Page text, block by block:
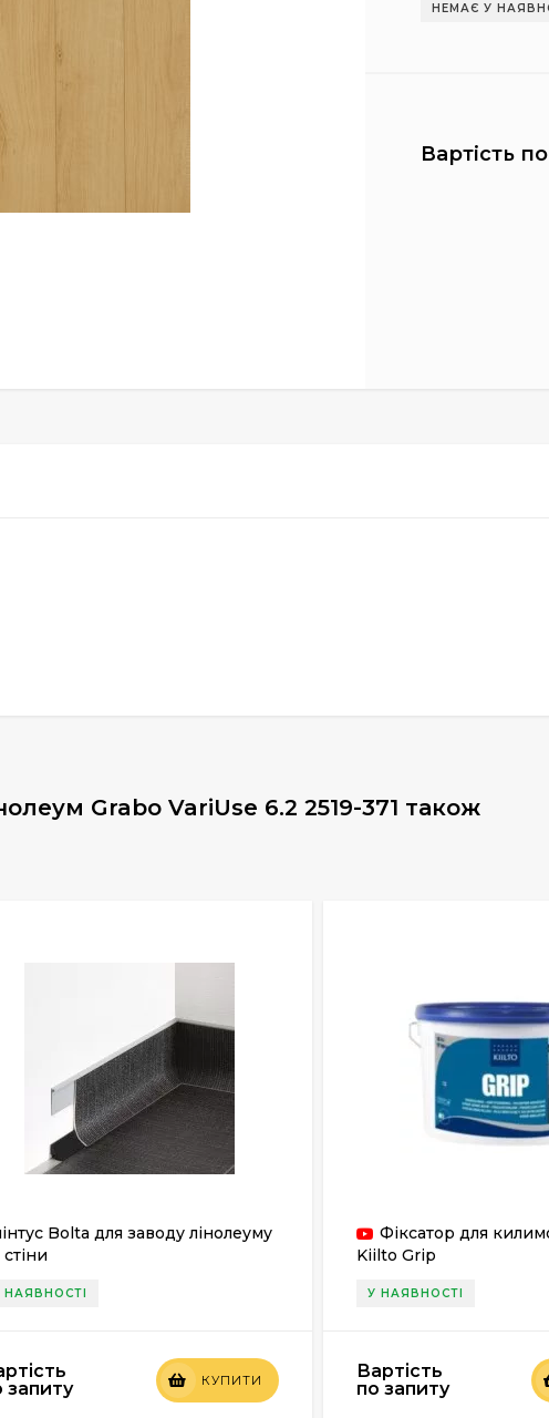
НЕМАЄ У
Вартість
Grabo VariUse 6.2 2519-371 також
Bolta для заводу лінолеуму
НАЯВНОСТІ
запиту
КУПИТИ
Фіксатор для
Kiilto Grip
У НАЯВНОСТІ
Вартість
по запиту